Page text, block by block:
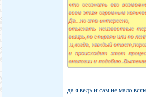
что осознать его
всем этим огромным
Да...но это интересно,
отыскать неизвестные
вширь,по спирали или по
.и,когда, каждый
и происходит этот
аналогии и
да я ведь и сам не мало